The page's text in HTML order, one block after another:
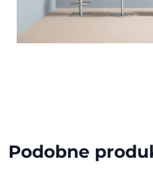
Podobne